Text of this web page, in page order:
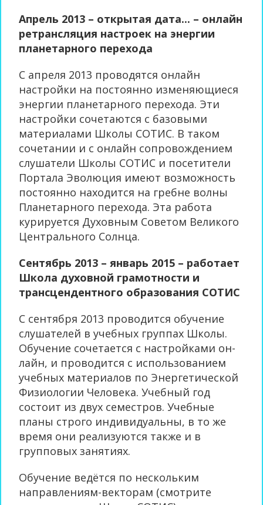
Апрель 2013 – открытая дата... – онлайн
ретрансляция настроек на энергии
планетарного перехода
С апреля 2013 проводятся онлайн
настройки на постоянно изменяющиеся
энергии планетарного перехода. Эти
настройки сочетаются с базовыми
материалами Школы СОТИС. В таком
сочетании и с онлайн сопровождением
слушатели Школы СОТИС и посетители
Портала Эволюция имеют возможность
постоянно находится на гребне волны
Планетарного перехода. Эта работа
курируется Духовным Советом Великого
Центрального Солнца.
Сентябрь 2013 – январь 2015 – работает
Школа духовной грамотности и
трансцендентного образования СОТИС
С сентября 2013 проводится обучение
слушателей в учебных группах Школы.
Обучение сочетается с настройками он-
лайн, и проводится с использованием
учебных материалов по Энергетической
Физиологии Человека. Учебный год
состоит из двух семестров. Учебные
планы строго индивидуальны, в то же
время они реализуются также и в
групповых занятиях.
Обучение ведётся по нескольким
направлениям-векторам (смотрите